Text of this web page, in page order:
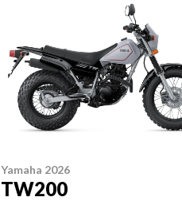
Yamaha 2026
TW200